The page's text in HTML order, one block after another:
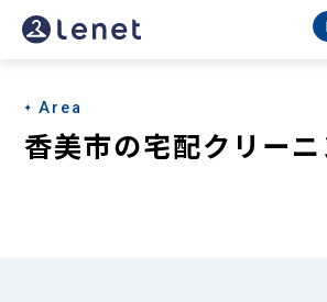
香
市
の
Area
香美市の宅配クリー